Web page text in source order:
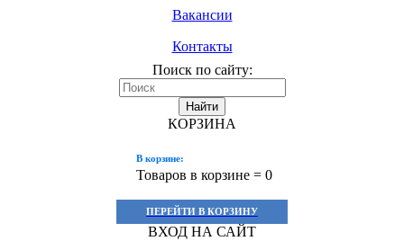
Вакансии
Контакты
Поиск по сайту:
Найти
КОРЗИНА
В корзине:
Товаров в корзине = 0
ПЕРЕЙТИ В КОРЗИНУ
ВХОД НА САЙТ